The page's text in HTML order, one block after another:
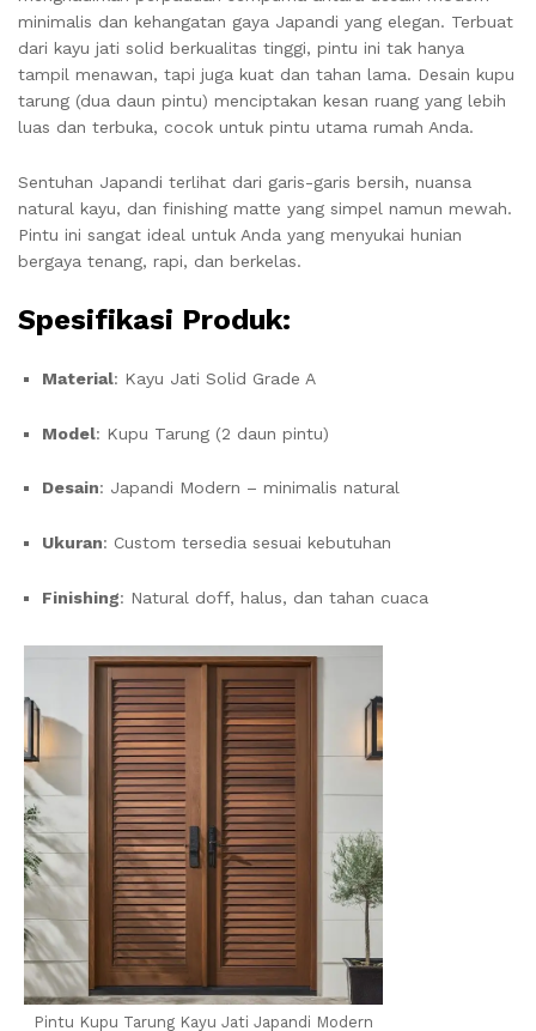
minimalis dan kehangatan gaya Japandi yang elegan. Terbuat
dari kayu jati solid berkualitas tinggi, pintu ini tak hanya
tampil menawan, tapi juga kuat dan tahan lama. Desain kupu
tarung (dua daun pintu) menciptakan kesan ruang yang lebih
luas dan terbuka, cocok untuk pintu utama rumah Anda.
Sentuhan Japandi terlihat dari garis-garis bersih, nuansa
natural kayu, dan finishing matte yang simpel namun mewah.
Pintu ini sangat ideal untuk Anda yang menyukai hunian
bergaya tenang, rapi, dan berkelas.
Spesifikasi Produk:
Material: Kayu Jati Solid Grade A
Model: Kupu Tarung (2 daun pintu)
Desain: Japandi Modern – minimalis natural
Ukuran: Custom tersedia sesuai kebutuhan
Finishing: Natural doff, halus, dan tahan cuaca
Pintu Kupu Tarung Kayu Jati Japandi Modern